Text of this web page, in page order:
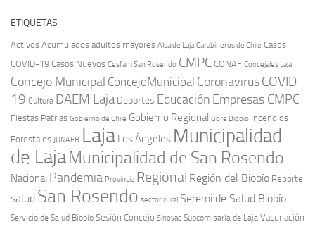
ETIQUETAS
Activos Acumulados adultos mayores Alcalde Laja Carabineros de Chile Casos
COVID-19 Casos Nuevos Cesfam San Rosendo CMPC CONAF Concejales Laja
Concejo Municipal ConcejoMunicipal CoronavirusCOVID-
19 Cultura DAEM Laja Deportes Educación Empresas CMPC
Fiestas Patrias Gobierno de Chile Gobierno Regional Gore Biobío Incendios
Forestales JUNAEB Laja Los Ángeles Municipalidad
de LajaMunicipalidad de San Rosendo
Nacional Pandemia Provincia Regional Región del Biobío Reporte
salud San Rosendo sector rural Seremi de Salud Biobío
Servicio de Salud Biobío Sesión Concejo Sinovac Subcomisaría de Laja Vacunación